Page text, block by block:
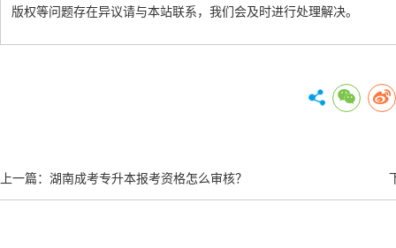
版权等问题存在异议请与本站联系，我们会及时进行处理解决。
上一篇： 湖南成考专升本报考资格怎么审核？